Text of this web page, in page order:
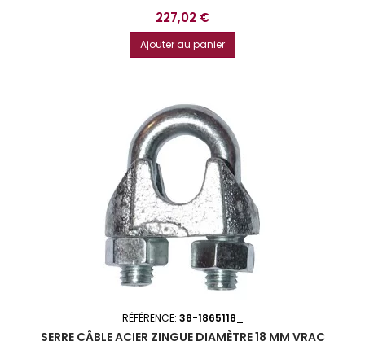
Prix
227,02 €
Ajouter au panier
RÉFÉRENCE: 38-1865118_
SERRE CÂBLE ACIER ZINGUE DIAMÈTRE 18 MM VRAC